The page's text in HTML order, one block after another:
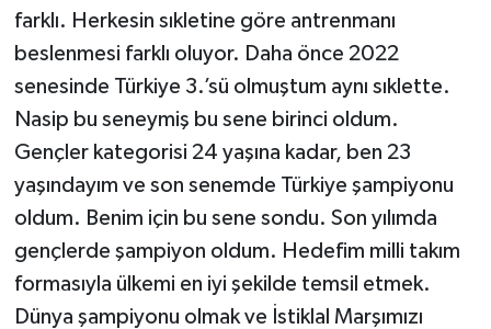
farklı. Herkesin sıkletine göre antrenmanı
beslenmesi farklı oluyor. Daha önce 2022
senesinde Türkiye 3.’sü olmuştum aynı sıklette.
Nasip bu seneymiş bu sene birinci oldum.
Gençler kategorisi 24 yaşına kadar, ben 23
yaşındayım ve son senemde Türkiye şampiyonu
oldum. Benim için bu sene sondu. Son yılımda
gençlerde şampiyon oldum. Hedefim milli takım
formasıyla ülkemi en iyi şekilde temsil etmek.
Dünya şampiyonu olmak ve İstiklal Marşımızı